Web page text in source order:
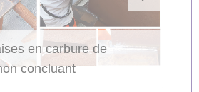
en carbure de
concluant